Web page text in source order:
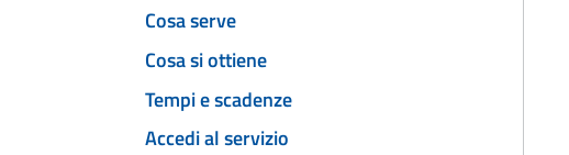
Cosa serve
Cosa si ottiene
Tempi e scadenze
Accedi al servizio